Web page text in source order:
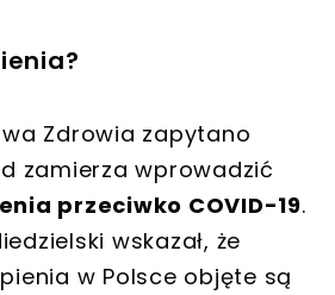
Zdrowia zapytano
zamierza wprowadzić
przeciwko COVID-19.
wskazał, że
w Polsce objęte są